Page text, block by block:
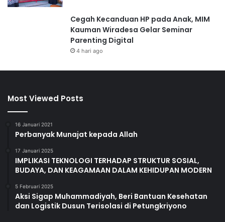
Cegah Kecanduan HP pada Anak, MIM
Kauman Wiradesa Gelar Seminar
Parenting Digital
4 hari ago
Most Viewed Posts
16 Januari 2021
Perbanyak Munajat kepada Allah
17 Januari 2025
IMPLIKASI TEKNOLOGI TERHADAP STRUKTUR SOSIAL,
BUDAYA, DAN KEAGAMAAN DALAM KEHIDUPAN MODERN
5 Februari 2025
Aksi Sigap Muhammadiyah, Beri Bantuan Kesehatan
dan Logistik Dusun Terisolasi di Petungkriyono